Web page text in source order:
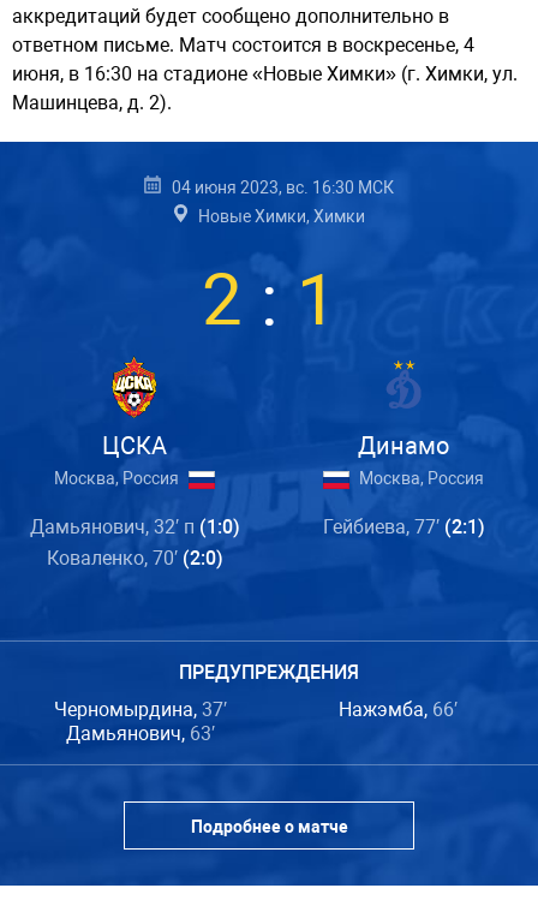
аккредитаций будет сообщено дополнительно в
ответном письме. Матч состоится в воскресенье, 4
июня, в 16:30 на стадионе «Новые Химки» (г. Химки, ул.
Машинцева, д. 2).
04 июня 2023, вс. 16:30 МСК
Новые Химки, Химки
ЦСКА
Москва, Россия
2 : 1
Динамо
Москва, Россия
Дамьянович, 32′ п (1:0)
Коваленко, 70′ (2:0)
Гейбиева, 77′ (2:1)
ПРЕДУПРЕЖДЕНИЯ
Черномырдина, 37′
Дамьянович, 63′
Нажэмба, 66′
Подробнее о матче